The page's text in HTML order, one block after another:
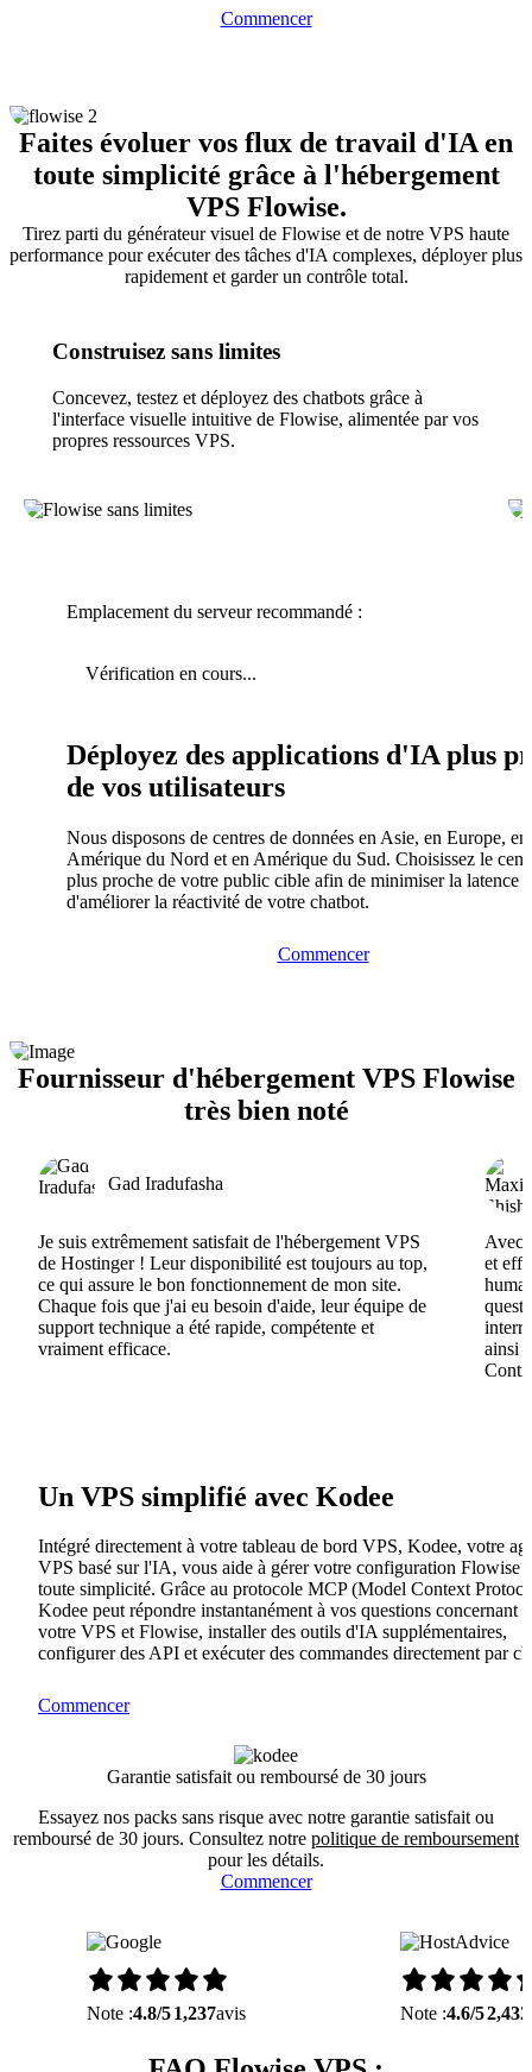
Commencer
Faites évoluer vos flux de travail d'IA en
toute simplicité grâce à l'hébergement
VPS Flowise.
Tirez parti du générateur visuel de Flowise et de notre VPS haute
performance pour exécuter des tâches d'IA complexes, déployer plus
rapidement et garder un contrôle total.
Construisez sans limites
Concevez, testez et déployez des chatbots grâce à
l'interface visuelle intuitive de Flowise, alimentée par vos
propres ressources VPS.
Emplacement du serveur recommandé :
Vérification en cours...
Déployez des applications d'IA plus
de vos utilisateurs
Nous disposons de centres de données en Asie, en Europe, en
Amérique du Nord et en Amérique du Sud. Choisissez le
plus proche de votre public cible afin de minimiser la latence
d'améliorer la réactivité de votre chatbot.
Commencer
Fournisseur d'hébergement VPS Flowise
très bien noté
Gad Iradufasha
Je suis extrêmement satisfait de l'hébergement VPS
de Hostinger ! Leur disponibilité est toujours au top,
ce qui assure le bon fonctionnement de mon site.
Chaque fois que j'ai eu besoin d'aide, leur équipe de
support technique a été rapide, compétente et
vraiment efficace.
Avec
et
ainsi
Un VPS simplifié avec Kodee
Intégré directement à votre tableau de bord VPS, Kodee, votre
VPS basé sur l'IA, vous aide à gérer votre configuration Flowise
toute simplicité. Grâce au protocole MCP (Model Context
Kodee peut répondre instantanément à vos questions concernant
votre VPS et Flowise, installer des outils d'IA supplémentaires,
configurer des API et exécuter des commandes directement par
Commencer
Garantie satisfait ou remboursé de 30 jours
Essayez nos packs sans risque avec notre garantie satisfait ou
remboursé de 30 jours. Consultez notre politique de remboursement
pour les détails.
Commencer
Note :4.8/51,237avis Note :4.6/52,432